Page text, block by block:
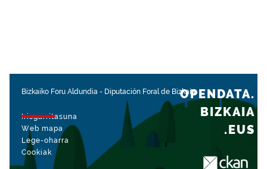
Bizkaiko Foru Aldundia - Diputación Foral de Bizkaia
Irisgarritasuna
Web mapa
Lege-oharra
Cookiak
OPENDATA.
BIZKAIA
.EUS